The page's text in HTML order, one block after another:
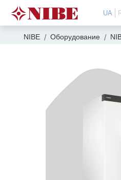
UA
NIBE Оборудование